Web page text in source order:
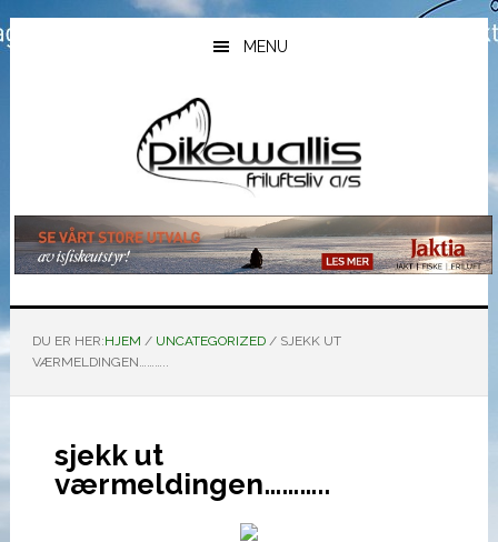
Hopp
til
Hopp
til
Hopp
til
MENU
DU ER HER:HJEM / UNCATEGORIZED /SJEKK UT
VÆRMELDINGEN………..
sjekk ut
værmeldingen………..